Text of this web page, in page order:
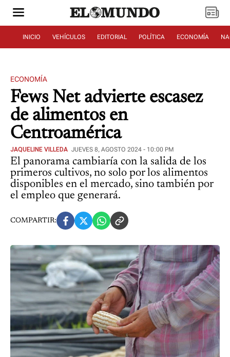
INICIO VEHÍCULOS EDITORIAL POLÍTICA ECONOMÍA
ECONOMÍA
Fews Net advierte escasez
de alimentos en
Centroamérica
JAQUELINE VILLEDA JUEVES 8, AGOSTO 2024 - 10:00 PM
El panorama cambiaría con la salida de los
primeros cultivos, no solo por los alimentos
disponibles en el mercado, sino también por
el empleo que generará.
COMPARTIR: